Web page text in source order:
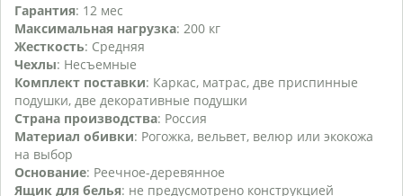
Гарантия: 12 мес
Максимальная нагрузка: 200 кг
Жесткость: Средняя
Чехлы: Несъемные
Комплект поставки: Каркас, матрас, две приспинные
подушки, две декоративные подушки
Страна производства: Россия
Материал обивки: Рогожка, вельвет, велюр или экокожа
на выбор
Основание: Реечное-деревянное
Ящик для белья: не предусмотрено конструкцией